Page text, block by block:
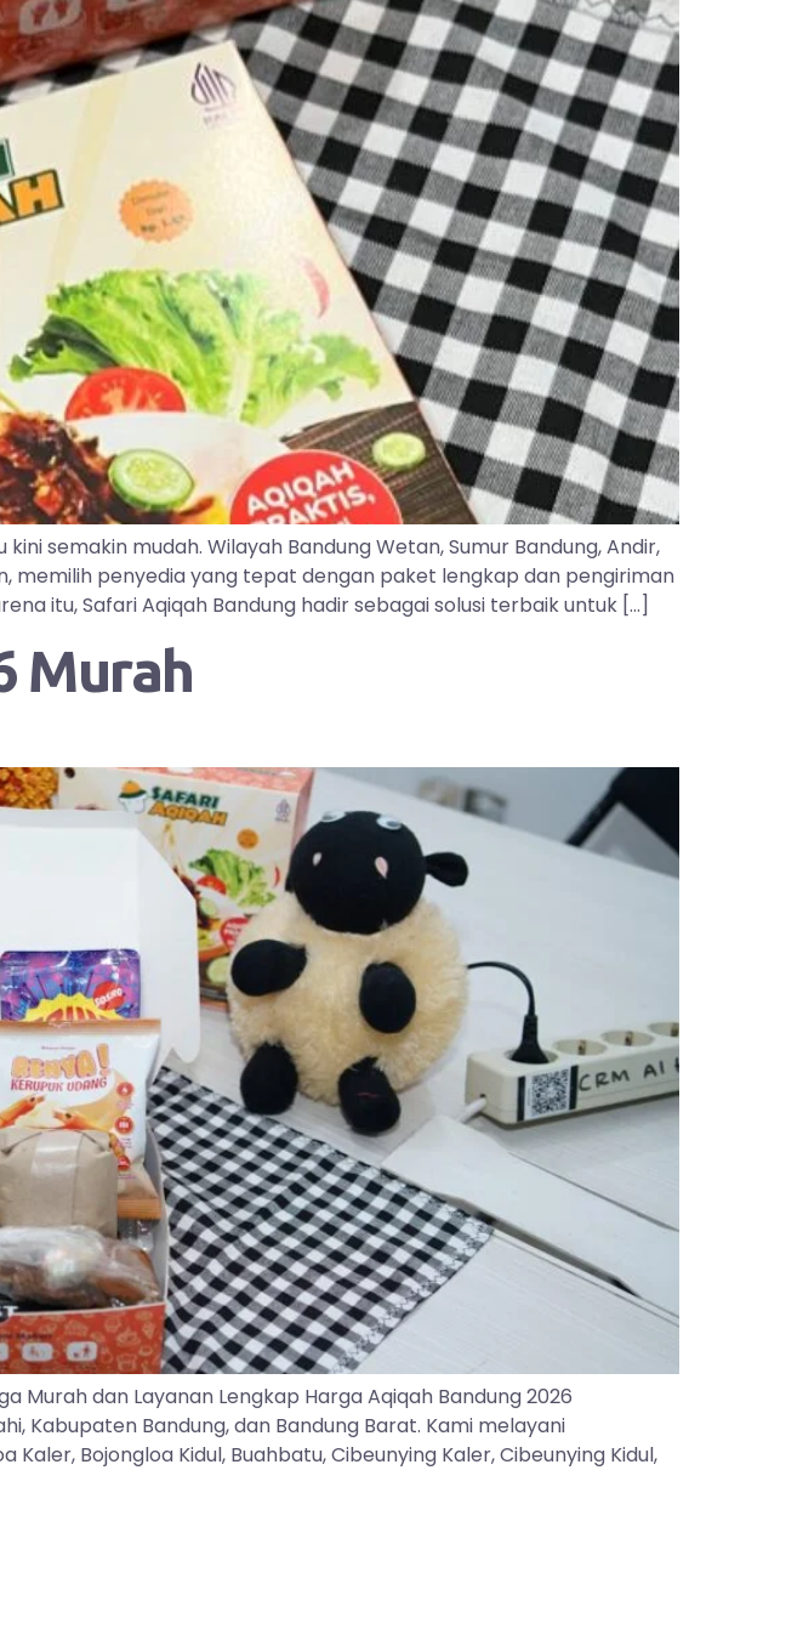
semakin mudah. Wilayah Bandung Wetan, Sumur Bandung, Andir,
memilih penyedia yang tepat dengan paket lengkap dan pengiriman
itu, Safari Aqiqah Bandung hadir sebagai solusi terbaik untuk […]
Murah
Murah dan Layanan Lengkap Harga Aqiqah Bandung 2026
Kabupaten Bandung, dan Bandung Barat. Kami melayani
Bojongloa Kidul, Buahbatu, Cibeunying Kaler, Cibeunying Kidul,